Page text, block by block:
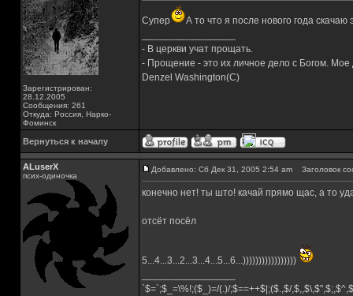
Зарегистрирован:
28.12.2005
Сообщения: 261
Откуда: Россия, Нарко-
Фоминск
Супер
А то что я после нового года скачаю
- В церкви учат прощать.
- Прощение - это их личное дело с Богом. Мое
Denzel Washington(C)
Вернуться к началу
ALuserX
псих-одиночка
Добавлено: Сб Дек 31, 2005 2:54 am Заголовок
конечно нет! ты што! качай прямо щас, а то
отсёт посёл
5...4...3...2...3...4...5...6...)))))))))))))))))
`$=`;$_=\%!;($_)=/(.)/;$==++$|;($.,$/